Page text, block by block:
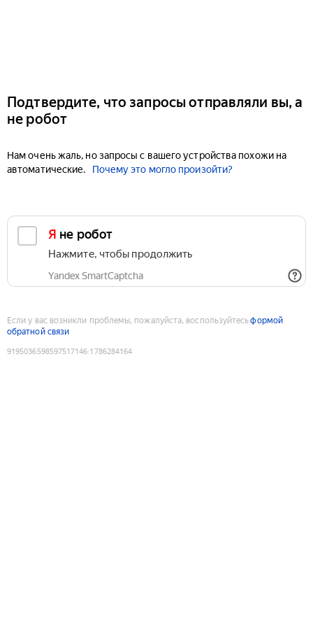
Подтвердите, что запросы отправляли вы, а
не робот
Нам очень жаль, но запросы с вашего устройства похожи на
автоматические.
Почему это могло произойти?
Я не робот
Нажмите, чтобы продолжить
Yandex SmartCaptcha
Если у вас возникли проблемы, пожалуйста, воспользуйтесьформой
обратной связи
9195036598597517146:1786284164